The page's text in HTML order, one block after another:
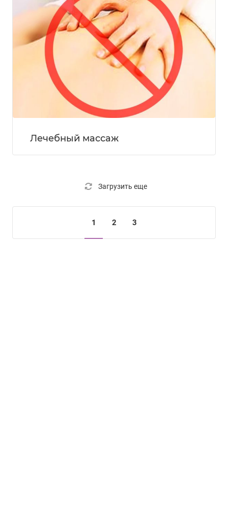
Лечебный массаж
Загрузить еще
1 2 3